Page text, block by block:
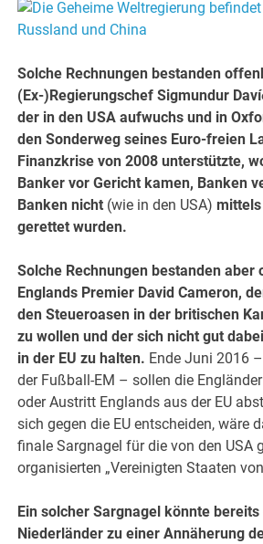
Solche Rechnungen bestanden
(Ex-)Regierungschef Sigmundur
der in den USA aufwuchs und in
den Sonderweg seines Euro-freien
Finanzkrise von 2008 unterstützte,
Banker vor Gericht kamen, Banken
Banken nicht (wie in den USA)
gerettet wurden.
Solche Rechnungen bestanden
Englands Premier David Cameron,
den Steueroasen in der britischen
zu wollen und der sich nicht gut
in der EU zu halten. Ende Juni 2016
der Fußball-EM – sollen die
oder Austritt Englands aus der EU
sich gegen die EU entscheiden, wäre
finale Sargnagel für die von den USA
organisierten „Vereinigten Staaten
Ein solcher Sargnagel könnte bereits
Niederländer zu einer Annäherung